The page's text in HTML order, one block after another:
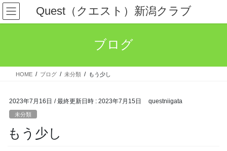
コ
ン
テ
ス
ナ
ビ
ゲ
ン
Quest（クエスト）新潟クラブ
ブログ
HOME ブログ 未分類 もう少し
2023年7月16日 / 最終更新日時 : 2023年7月15日 questniigata
未分類
もう少し